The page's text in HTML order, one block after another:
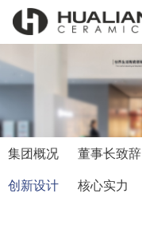
集团概况 董事长致辞
创新设计
核心实力